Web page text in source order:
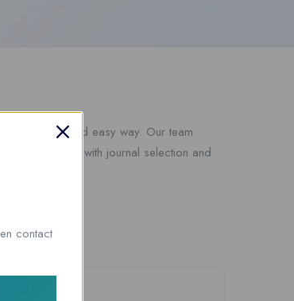
in a simple and easy way. Our team
We also help with journal selection and
everyone.
contact